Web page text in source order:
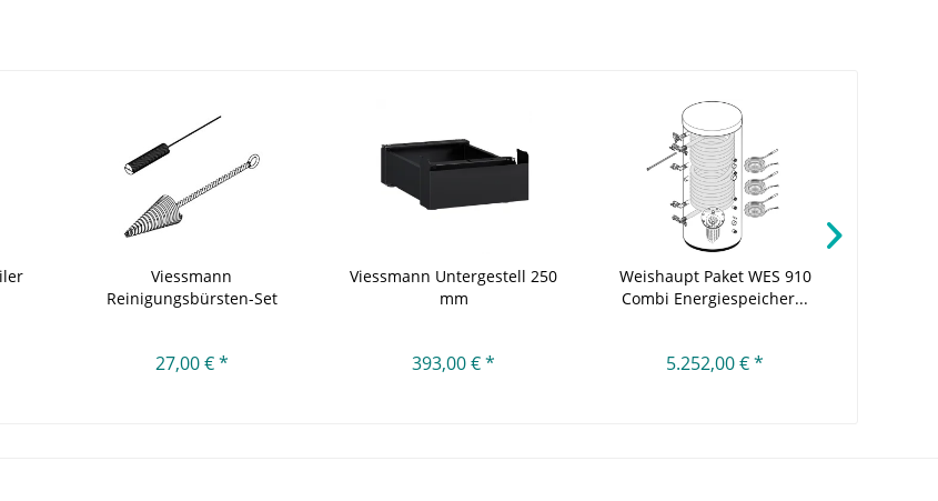
Viessmann
Reinigungsbürsten-Set
27,00 € *
Viessmann Untergestell 250
mm
393,00 € *
Weishaupt Paket WES 910
Combi Energiespeicher...
5.252,00 € *